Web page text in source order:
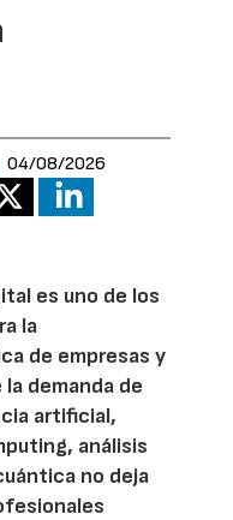
04/08/2026
es uno de los
la
de empresas y
demanda de
artificial,
análisis
no deja